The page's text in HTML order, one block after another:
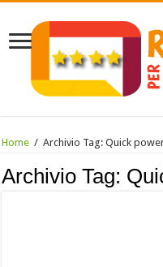
Home / Archivio Tag:Quick
Archivio Tag: